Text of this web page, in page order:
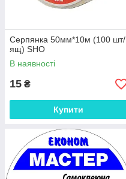
Серпянка 50мм*10м (100 шт/
ящ) SHO
В наявності
15 ₴
Купити